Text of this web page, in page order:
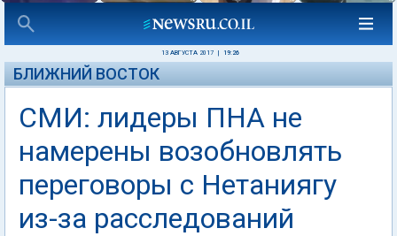
13 АВГУСТА 2017 19:26
БЛИЖНИЙ ВОСТОК
СМИ: лидеры ПНА не
намерены возобновлять
переговоры с Нетаниягу
из-за расследований